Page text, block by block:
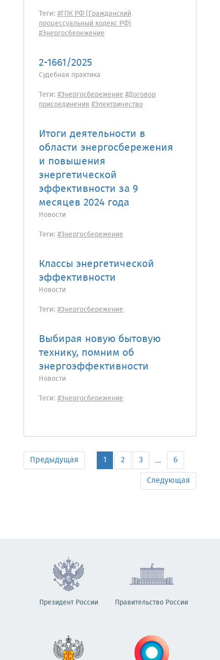
Теги: #ГПК РФ (Гражданский
процессуальный кодекс РФ)
#Энергосбережение
2-1661/2025
Судебная практика
Теги: #Энергосбережение#Договор
присоединения#Электричество
Итоги деятельности в
области энергосбережения
и повышения
энергетической
эффективности за 9
месяцев 2024 года
Новости
Теги: #Энергосбережение
Классы энергетической
эффективности
Новости
Теги: #Энергосбережение
Выбирая новую бытовую
технику, помним об
энергоэффективности
Новости
Теги: #Энергосбережение
Предыдущая 1 2 3 ...
6
Следующая
Президент России Правительство России